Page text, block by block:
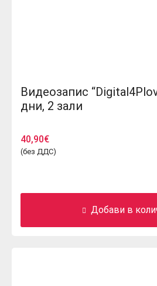
Видеозапис
дни, 2 зали
40,90€
(без ДДС)
Добави в